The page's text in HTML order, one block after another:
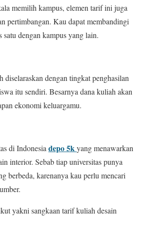
memilih kampus, elemen tarif ini juga
pertimbangan. Kau dapat membandingi
dengan kampus yang lain.
dengan tingkat penghasilan
itu sendiri. Besarnya dana kuliah akan
ekonomi keluargamu.
di Indonesiadepo 5kyang menawarkan
interior. Sebab tiap universitas punya
berbeda, karenanya kau perlu mencari
yakni sangkaan tarif kuliah desain